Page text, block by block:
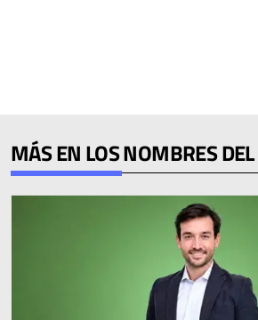
MÁS EN LOS NOMBRES